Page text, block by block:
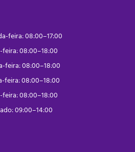
feira: 08:00–17:00
feira: 08:00–18:00
feira: 08:00–18:00
feira: 08:00–18:00
feira: 08:00–18:00
09:00–14:00